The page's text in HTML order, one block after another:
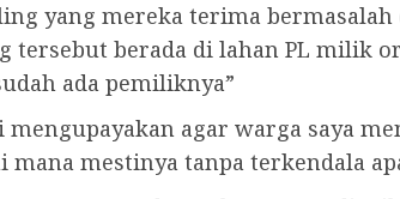
yang mereka terima bermasalah
tersebut berada di lahan PL milik
ada pemiliknya”
mengupayakan agar warga saya
mana mestinya tanpa terkendala